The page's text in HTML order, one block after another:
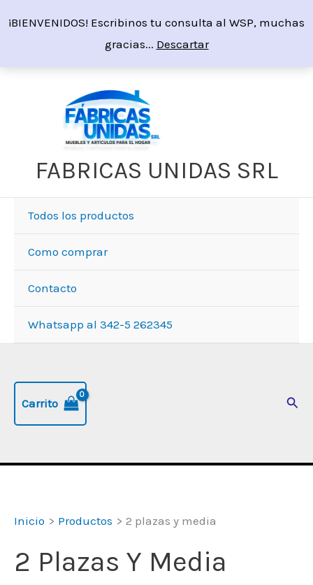
¡BIENVENIDOS! Escribinos tu consulta al WSP, muchas
gracias... Descartar
FABRICAS UNIDAS SRL
Todos los productos
Como comprar
Contacto
Whatsapp al 342-5 262345
Carrito
Inicio Productos 2 plazas y media
2 Plazas Y Media